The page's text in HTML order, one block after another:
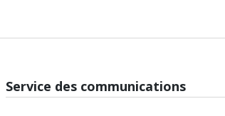
Service des communications